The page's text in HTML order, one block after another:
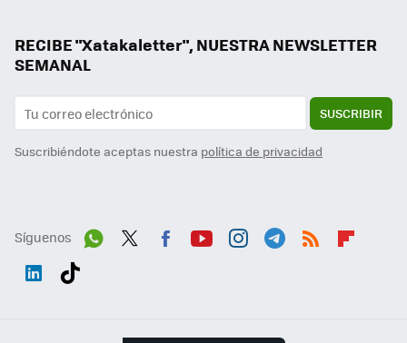
RECIBE "Xatakaletter", NUESTRA NEWSLETTER
SEMANAL
SUSCRIBIR
Suscribiéndote aceptas nuestra política de privacidad
Síguenos